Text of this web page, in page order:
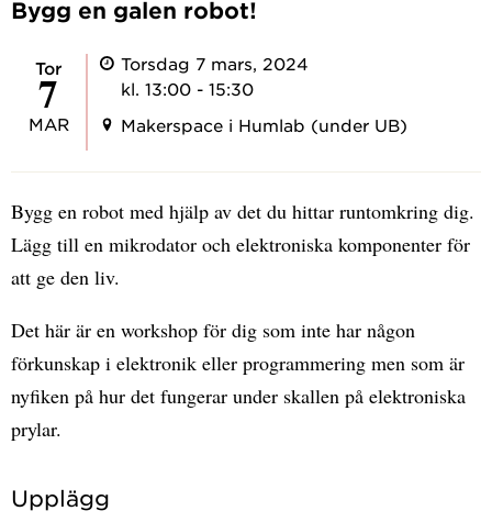
Bygg en galen robot!
tor
7
MAR
Torsdag 7 mars, 2024
kl. 13:00 - 15:30
Makerspace i Humlab (under UB)
Bygg en robot med hjälp av det du hittar runtomkring dig.
Lägg till en mikrodator och elektroniska komponenter för
att ge den liv.
Det här är en workshop för dig som inte har någon
förkunskap i elektronik eller programmering men som är
nyfiken på hur det fungerar under skallen på elektroniska
prylar.
Upplägg